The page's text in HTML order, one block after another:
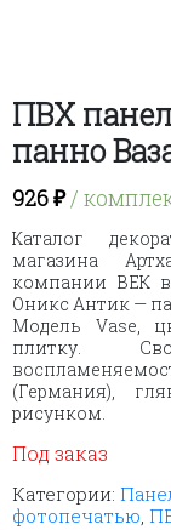
ПВХ
панно
926₽/
Каталог
магазина
компании ВЕК
Оникс Антик —
Модель Vase,
плитку.
(Германия),
рисунком.
Под заказ
Категории:
фотопечатью,